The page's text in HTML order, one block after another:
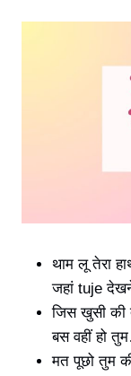
थाम लू तेरा
जहां tuje देखने
जिस खुसी की
बस वहीं हो
मत पूछो तुम